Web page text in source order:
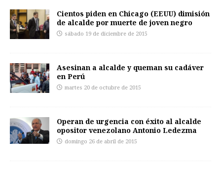
Cientos piden en Chicago (EEUU) dimisión
de alcalde por muerte de joven negro
sábado 19 de diciembre de 2015
Asesinan a alcalde y queman su cadáver
en Perú
martes 20 de octubre de 2015
Operan de urgencia con éxito al alcalde
opositor venezolano Antonio Ledezma
domingo 26 de abril de 2015